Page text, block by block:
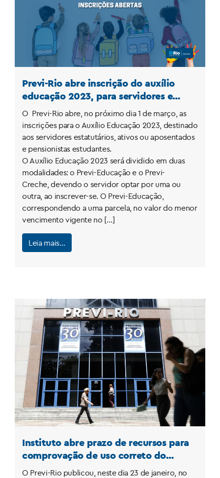
Previ-Rio abre inscrição do auxílio
educação 2023, para servidores e
pensionistas, no dia 1 de março
O Previ-Rio abre, no próximo dia 1 de março, as
inscrições para o Auxílio Educação 2023, destinado
aos servidores estatutários, ativos ou aposentados
e pensionistas estudantes.
O Auxílio Educação 2023 será dividido em duas
modalidades: o Previ-Educação e o Previ-
Creche, devendo o servidor optar por uma ou
outra, ao inscrever-se. O Previ-Educação,
correspondendo a uma parcela, no valor do menor
vencimento vigente no […]
Leia mais…
Instituto abre prazo de recursos para
comprovação de uso correto do
Auxílio Creche 2022
O Previ-Rio publicou, neste dia 23 de janeiro, no